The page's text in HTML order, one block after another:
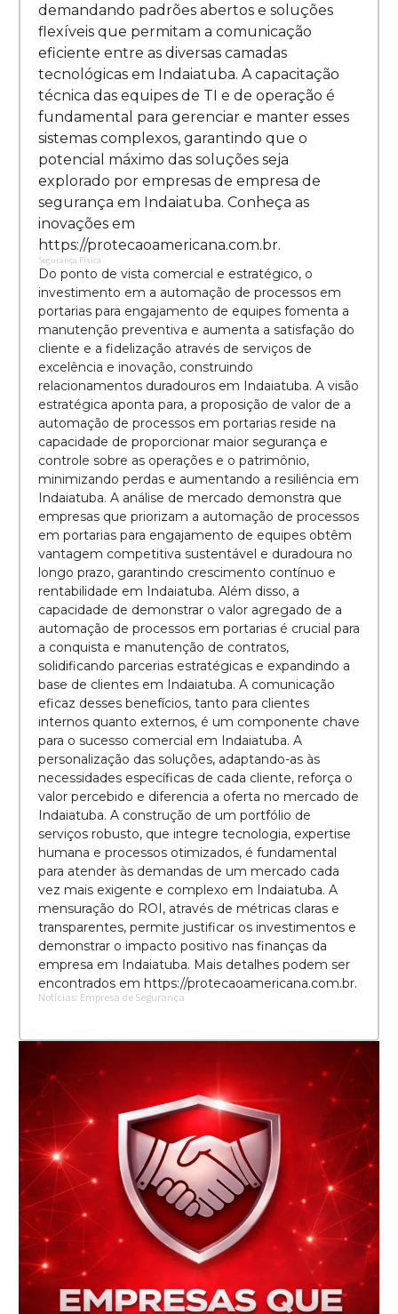
demandando padrões abertos e soluções
flexíveis que permitam a comunicação
eficiente entre as diversas camadas
tecnológicas em Indaiatuba. A capacitação
técnica das equipes de TI e de operação é
fundamental para gerenciar e manter esses
sistemas complexos, garantindo que o
potencial máximo das soluções seja
explorado por empresas de empresa de
segurança em Indaiatuba. Conheça as
inovações em
https://protecaoamericana.com.br.
Segurança Física
Do ponto de vista comercial e estratégico, o
investimento em a automação de processos em
portarias para engajamento de equipes fomenta a
manutenção preventiva e aumenta a satisfação do
cliente e a fidelização através de serviços de
excelência e inovação, construindo
relacionamentos duradouros em Indaiatuba. A visão
estratégica aponta para, a proposição de valor de a
automação de processos em portarias reside na
capacidade de proporcionar maior segurança e
controle sobre as operações e o patrimônio,
minimizando perdas e aumentando a resiliência em
Indaiatuba. A análise de mercado demonstra que
empresas que priorizam a automação de processos
em portarias para engajamento de equipes obtêm
vantagem competitiva sustentável e duradoura no
longo prazo, garantindo crescimento contínuo e
rentabilidade em Indaiatuba. Além disso, a
capacidade de demonstrar o valor agregado de a
automação de processos em portarias é crucial para
a conquista e manutenção de contratos,
solidificando parcerias estratégicas e expandindo a
base de clientes em Indaiatuba. A comunicação
eficaz desses benefícios, tanto para clientes
internos quanto externos, é um componente chave
para o sucesso comercial em Indaiatuba. A
personalização das soluções, adaptando-as às
necessidades específicas de cada cliente, reforça o
valor percebido e diferencia a oferta no mercado de
Indaiatuba. A construção de um portfólio de
serviços robusto, que integre tecnologia, expertise
humana e processos otimizados, é fundamental
para atender às demandas de um mercado cada
vez mais exigente e complexo em Indaiatuba. A
mensuração do ROI, através de métricas claras e
transparentes, permite justificar os investimentos e
demonstrar o impacto positivo nas finanças da
empresa em Indaiatuba. Mais detalhes podem ser
encontrados em https://protecaoamericana.com.br.
Notícias: Empresa de Segurança